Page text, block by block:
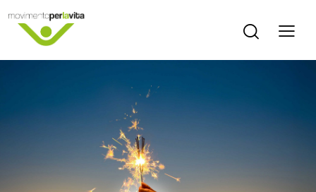
COMUNICATI STAMPA